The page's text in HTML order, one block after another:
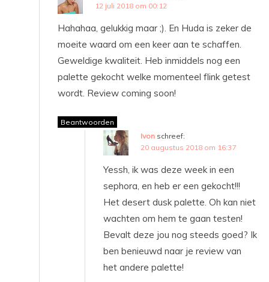
12 juli 2018 om 00:12
Hahahaa, gelukkig maar ;). En Huda is zeker de
moeite waard om een keer aan te schaffen.
Geweldige kwaliteit. Heb inmiddels nog een
palette gekocht welke momenteel flink getest
wordt. Review coming soon!
Beantwoorden
Ivon schreef:
20 augustus 2018 om 16:37
Yessh, ik was deze week in een
sephora, en heb er een gekocht!!!
Het desert dusk palette. Oh kan niet
wachten om hem te gaan testen!
Bevalt deze jou nog steeds goed? Ik
ben benieuwd naar je review van
het andere palette!